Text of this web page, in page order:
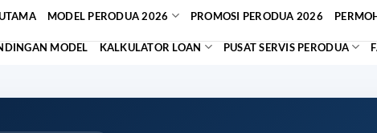
MODEL PERODUA 2026 PROMOSI PERODUA 2026
MODEL KALKULATOR LOAN PUSAT SERVIS PERODUA